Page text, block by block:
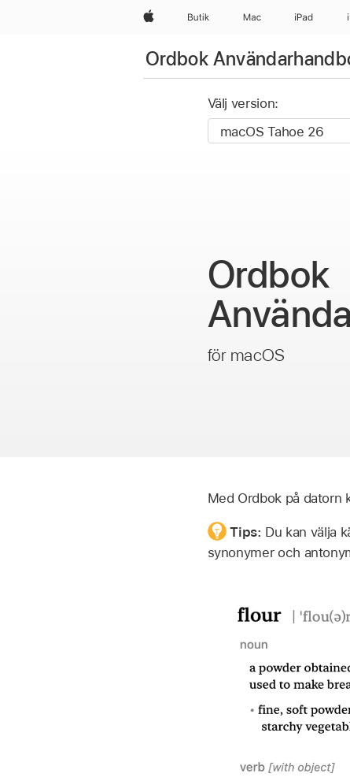
AppleButik Mac iPad
Ordbok
Välj version:
Ordbok
för macOS
Med Ordbok på datorn
Tips: Du kan välja
synonymer och